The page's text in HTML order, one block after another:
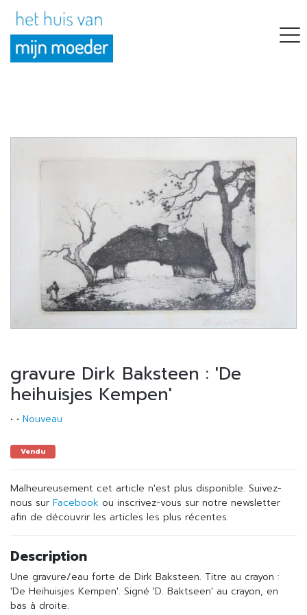
gravure Dirk Baksteen : 'De
heihuisjes Kempen'
• • Nouveau
Vendu
Malheureusement cet article n'est plus disponible. Suivez-
nous sur Facebook ou inscrivez-vous sur notre newsletter
afin de découvrir les articles les plus récentes.
Description
Une gravure/eau forte de Dirk Baksteen. Titre au crayon :
'De Heihuisjes Kempen'. Signé 'D. Baktseen' au crayon, en
bas à droite.